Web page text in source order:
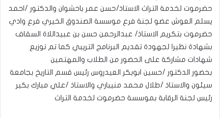
حضرموت لخدمة التراث الاستاذ/حسن عمر باحشوان والدكتور /احمد
يسلم العوش عضو لجنة فرع موسسة الصندوق الخيري فرع وادي
حضرموت بتكريم الاستاذ/ عبدالرحمن حسن بن عبيداللاة السقاف
بشهادة نظيرا لجهودة تقديم البرنامج التريبي كما تم توزيع
شهادات مشاركة على الحضور من الطلاب والمهتمين
بحضور الدكتور /حسين ابوبكر العيدروس رئيس قسم التاريخ بجامعة
سيئون والاستاذ /طلال محمد منيباري والاستاذ /علي مبارك بكير
رئيس لجنة الرقابة بموسسة حضرموت لخدمة التراث